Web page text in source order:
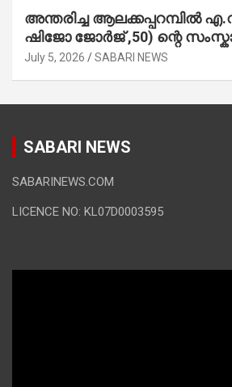
അന്തരിച്ച ആ​ല​ക്ക​പ്പ​റമ്പിൽ​
ഷിജോ ജോർജ് ,50) ന്റെ
July 5, 2026 SABARI NEWS
SABARI NEWS
SABARINEWS.COM
LICENCE NO: KL07D0003595